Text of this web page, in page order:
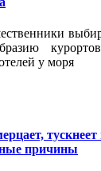
у моря
причины